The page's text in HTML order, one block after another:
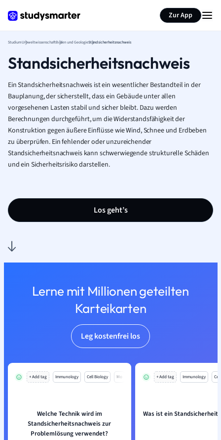
Zur App
StudiumUmweltwissenschaftBoden und GeologieStandsicherheitsnachweis
Standsicherheitsnachweis
Ein Standsicherheitsnachweis ist ein wesentlicher Bestandteil in der
Bauplanung, der sicherstellt, dass ein Gebäude unter allen
vorgesehenen Lasten stabil und sicher bleibt. Dazu werden
Berechnungen durchgeführt, um die Widerstandsfähigkeit der
Konstruktion gegen äußere Einflüsse wie Wind, Schnee und Erdbeben
zu überprüfen. Ein fehlender oder unzureichender
Standsicherheitsnachweis kann schwerwiegende strukturelle Schäden
und ein Sicherheitsrisiko darstellen.
Los geht’s
Lerne mit Millionen geteilten
Karteikarten
Leg kostenfrei los
+ Add tag Immunology Cell Biology Mo
Welche Technik wird im
Standsicherheitsnachweis zur
Problemlösung verwendet?
+ Add tag Immunology
Was ist ein